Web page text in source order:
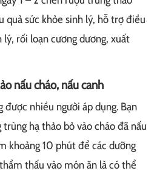
quả sức khỏe sinh lý, hỗ trợ điều
rối loạn cương dương, xuất
nấu cháo, nấu canh
được nhiều người áp dụng. Bạn
hạ thảo bỏ vào cháo đã nấu
khoảng 10 phút để các dưỡng
thấu vào món ăn là có thể